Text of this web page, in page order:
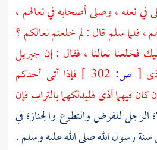
في نعله ، وصلى أصحابه في نعالهم ،
، فلما سلم قال : لم خلعتم نعالكم ؟
فخلعنا نعالنا ، فقال : إن جبريل
[ ص:
فإذا أتى أحدكم
كان فيهما أذى فليدلكهما بالتراب فإن
للفرض والتطوع والجنازة في
سنة رسول الله صلى الله عليه وسلم .